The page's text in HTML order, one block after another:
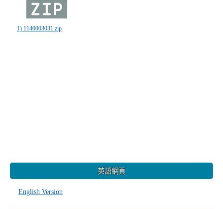
1) 1140003031.zip
英語網頁
English Version